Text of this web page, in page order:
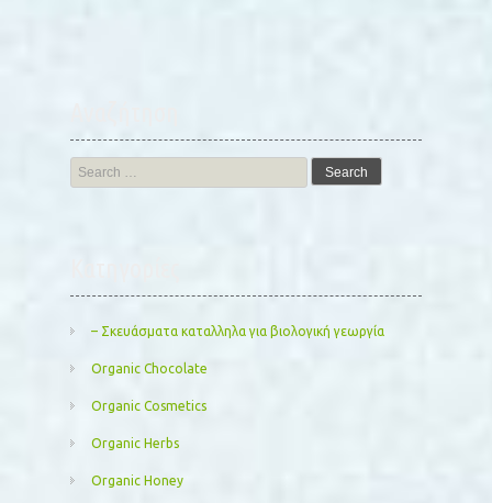
Search
for:
– Σκευάσματα καταλληλα για βιολογική γεωργία
Organic Chocolate
Organic Cosmetics
Organic Herbs
Organic Honey